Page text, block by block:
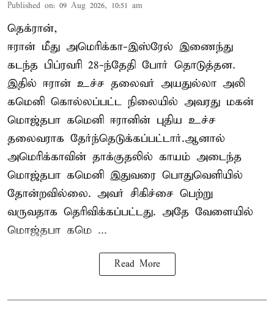
Published on: 09 Aug 2026, 10:51 am
தெக்ரான்,
ஈரான் மீது அமெரிக்கா-இஸ்ரேல் இணைந்து
கடந்த பிப்ரவரி 28-ந்தேதி போர் தொடுத்தன.
இதில் ஈரான் உச்ச தலைவர் அயதுல்லா அலி
கமெனி கொல்லப்பட்ட நிலையில் அவரது மகன்
மொஜ்தபா கமெனி ஈரானின் புதிய உச்ச
தலைவராக தேர்ந்தெடுக்கப்பட்டார்.ஆனால்
அமெரிக்காவின் தாக்குதலில் காயம் அடைந்த
மொஜ்தபா கமெனி இதுவரை பொதுவெளியில்
தோன்றவில்லை. அவர் சிகிச்சை பெற்று
வருவதாக தெரிவிக்கப்பட்டது. அதே வேளையில்
மொஜ்தபா கமெ ...
Read More